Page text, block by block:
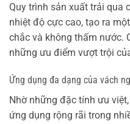
Quy trình sản xuất trải qua
nhiệt độ cực cao, tạo ra
chắc và không thấm nước.
những ưu điểm vượt trội
Ứng dụng đa dạng của vách
Nhờ những đặc tính ưu
ứng dụng rộng rãi trong